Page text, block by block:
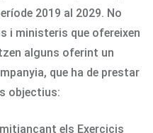
2019 al 2029. No
i ministeris que ofereixen
alguns oferint un
que ha de prestar
objectius:
els Exercicis